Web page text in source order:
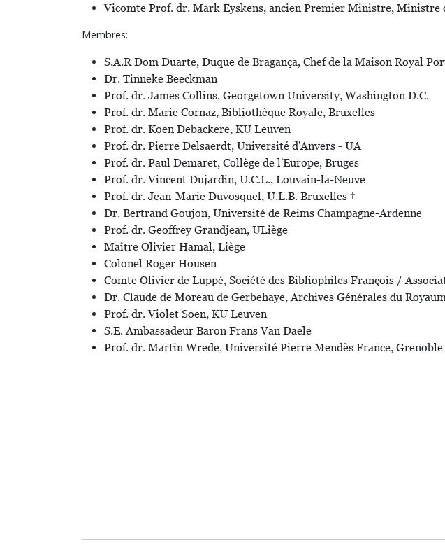
Vicomte Prof. dr. Mark Eyskens, ancien Premier Ministre, Ministre
Membres:
S.A.R Dom Duarte, Duque de Bragança, Chef de la Maison Royal
Dr. Tinneke Beeckman
Prof. dr. James Collins, Georgetown University, Washington D.C.
Prof. dr. Marie Cornaz, Bibliothèque Royale, Bruxelles
Prof. dr. Koen Debackere, KU Leuven
Prof. dr. Pierre Delsaerdt, Université d'Anvers - UA
Prof. dr. Paul Demaret, Collège de l'Europe, Bruges
Prof. dr. Vincent Dujardin, U.C.L., Louvain-la-Neuve
Prof. dr. Jean-Marie Duvosquel, U.L.B. Bruxelles †
Dr. Bertrand Goujon, Université de Reims Champagne-Ardenne
Prof. dr. Geoffrey Grandjean, ULiège
Maître Olivier Hamal, Liège
Colonel Roger Housen
Comte Olivier de Luppé, Société des Bibliophiles François /
Dr. Claude de Moreau de Gerbehaye, Archives Générales du
Prof. dr. Violet Soen, KU Leuven
S.E. Ambassadeur Baron Frans Van Daele
Prof. dr. Martin Wrede, Université Pierre Mendès France, Grenoble